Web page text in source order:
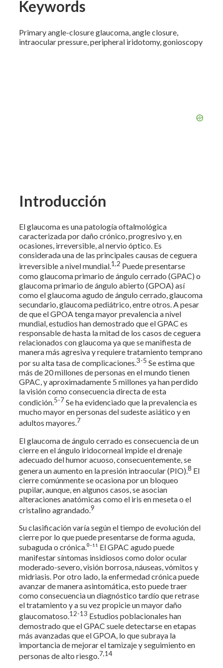
Keywords
Primary angle-closure glaucoma, angle closure,
intraocular pressure, peripheral iridotomy, gonioscopy
Introducción
El glaucoma es una patología oftalmológica
caracterizada por daño crónico, progresivo y, en
ocasiones, irreversible, al nervio óptico. Es
considerada una de las principales causas de ceguera
irreversible a nivel mundial.1,2 Puede presentarse
como glaucoma primario de ángulo cerrado (GPAC) o
glaucoma primario de ángulo abierto (GPOA) así
como el glaucoma agudo de ángulo cerrado, glaucoma
secundario, glaucoma pediátrico, entre otros. A pesar
de que el GPOA tenga mayor prevalencia a nivel
mundial, estudios han demostrado que el GPAC es
responsable de hasta la mitad de los casos de ceguera
relacionados con glaucoma ya que se manifiesta de
manera más agresiva y requiere tratamiento temprano
por su alta tasa de complicaciones.3-5 Se estima que
más de 20 millones de personas en el mundo tienen
GPAC, y aproximadamente 5 millones ya han perdido
la visión como consecuencia directa de esta
condición.5-7Se ha evidenciado que la prevalencia es
mucho mayor en personas del sudeste asiático y en
adultos mayores.7
El glaucoma de ángulo cerrado es consecuencia de un
cierre en el ángulo iridocorneal impide el drenaje
adecuado del humor acuoso, consecuentemente, se
genera un aumento en la presión intraocular (PIO).8 El
cierre comúnmente se ocasiona por un bloqueo
pupilar, aunque, en algunos casos, se asocian
alteraciones anatómicas como el iris en meseta o el
cristalino agrandado.9
Su clasificación varía según el tiempo de evolución del
cierre por lo que puede presentarse de forma aguda,
subaguda o crónica.⁰⁻¹¹ El GPAC agudo puede
manifestar síntomas insidiosos como dolor ocular
moderado-severo, visión borrosa, náuseas, vómitos y
midriasis. Por otro lado, la enfermedad crónica puede
avanzar de manera asintomática, esto puede traer
como consecuencia un diagnóstico tardío que retrase
el tratamiento y a su vez propicie un mayor daño
glaucomatoso.12-13 Estudios poblacionales han
demostrado que el GPAC suele detectarse en etapas
más avanzadas que el GPOA, lo que subraya la
importancia de mejorar el tamizaje y seguimiento en
personas de alto riesgo.7,14